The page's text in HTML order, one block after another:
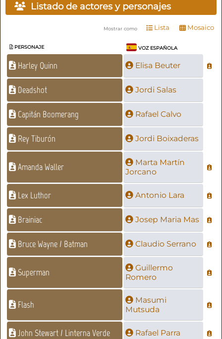
Listado de actores y personajes
Mostrar como Lista Mosaico
PERSONAJE VOZ ESPAÑOLA
Harley Quinn Elisa Beuter
Deadshot Jordi Salas
Capitán Boomerang Rafael Calvo
Rey Tiburón Jordi Boixaderas
Amanda Waller
Marta Martín
Jorcano
Lex Luthor Antonio Lara
Brainiac Josep Maria Mas
Bruce Wayne / Batman Claudio Serrano
Superman
Guillermo
Romero
Flash
Masumi
Mutsuda
John Stewart / Linterna Verde Rafael Parra